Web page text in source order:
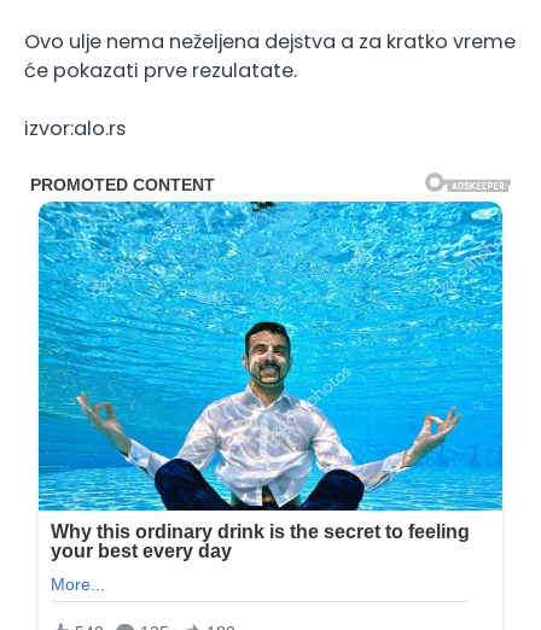
Ovo ulje nema neželjena dejstva a za kratko vreme
će pokazati prve rezulatate.
izvor:alo.rs